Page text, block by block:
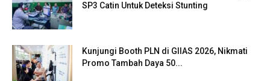
SP3 Catin Untuk Deteksi Stunting
Kunjungi Booth PLN di GIIAS 2026, Nikmati
Promo Tambah Daya 50...